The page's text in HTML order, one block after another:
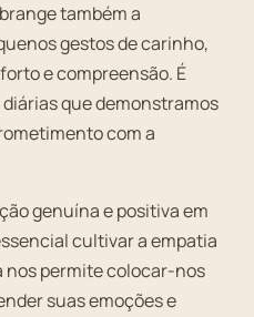
também a
gestos de carinho,
e compreensão. É
que demonstramos
com a
genuína e positiva em
cultivar a empatia
nos permite colocar-nos
suas emoções e